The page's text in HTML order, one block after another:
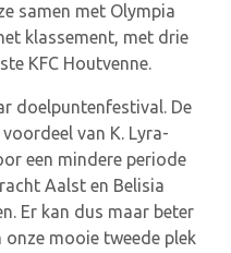
samen met Olympia
klassement, met drie
KFC Houtvenne.
doelpuntenfestival. De
van K. Lyra-
een mindere periode
Aalst en Belisia
Er kan dus maar beter
mooie tweede plek